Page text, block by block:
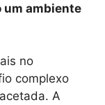
um ambiente
no
complexo
A